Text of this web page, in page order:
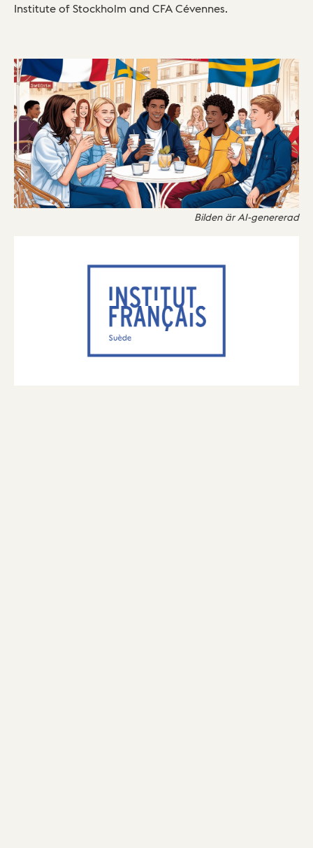
Institute of Stockholm and CFA Cévennes.
Bilden är AI-genererad